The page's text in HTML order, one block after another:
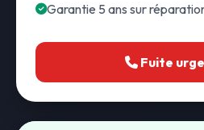
Garantie 5 ans sur
Fuite